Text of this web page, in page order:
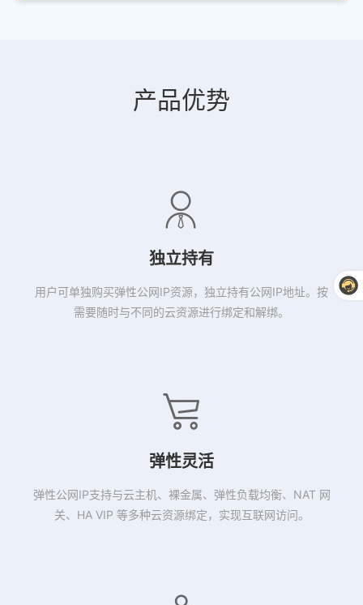
产品优势
独立持有
用户可单独购买弹性公网IP资源，独立持有公网IP地址。按
需要随时与不同的云资源进行绑定和解绑。
弹性灵活
弹性公网IP支持与云主机、裸金属、弹性负载均衡、NAT 网
关、HA VIP 等多种云资源绑定，实现互联网访问。